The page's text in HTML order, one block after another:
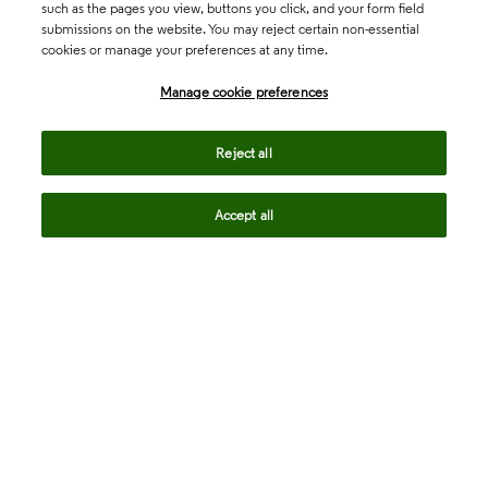
such as the pages you view, buttons you click, and your form field
submissions on the website. You may reject certain non-essential
cookies or manage your preferences at any time.
Manage cookie preferences
Reject all
Accept all